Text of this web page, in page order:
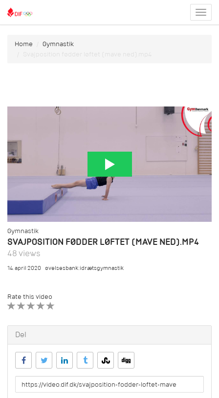
menu
Home
Gymnastik
Svajposition fødder løftet (mave ned).mp4
Gymnastik
SVAJPOSITION FØDDER LØFTET (MAVE NED).MP4
48 views
14. april 2020 øvelsesbank:idrætsgymnastik
Rate this video
Del
URL
to